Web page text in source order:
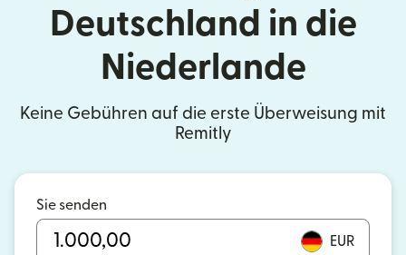
Deutschland in die
Niederlande
Keine Gebühren auf die erste Überweisung mit
Remitly
Sie senden
EUR